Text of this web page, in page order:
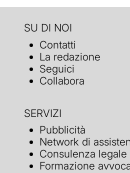
SU DI NOI
Contatti
La redazione
Seguici
Collabora
SERVIZI
Pubblicità
Network di
Consulenza
Formazione